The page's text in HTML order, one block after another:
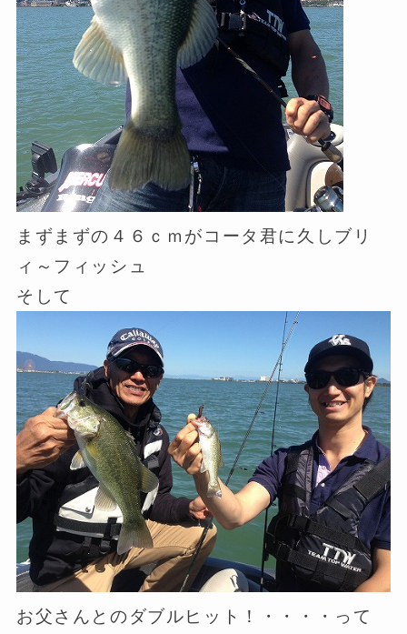
まずまずの４６ｃｍがコータ君に久しブリ
ィ～フィッシュ
そして
お父さんとのダブルヒット！・・・・って